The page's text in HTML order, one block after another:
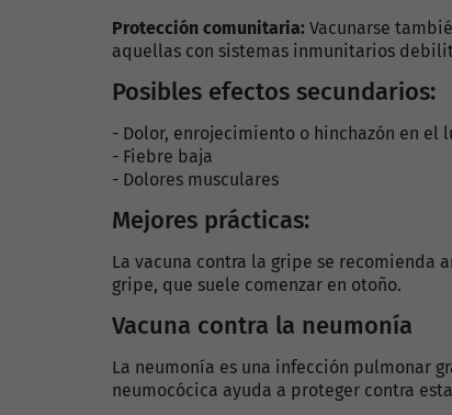
Protección comunitaria: Vacunarse
aquellas con sistemas inmunitarios
Posibles efectos secundarios:
- Dolor, enrojecimiento o hinchazón en el
- Fiebre baja
- Dolores musculares
Mejores prácticas:
La vacuna contra la gripe se
gripe, que suele comenzar en otoño.
Vacuna contra la neumonía
La neumonía es una infección pulmonar
neumocócica ayuda a proteger contra